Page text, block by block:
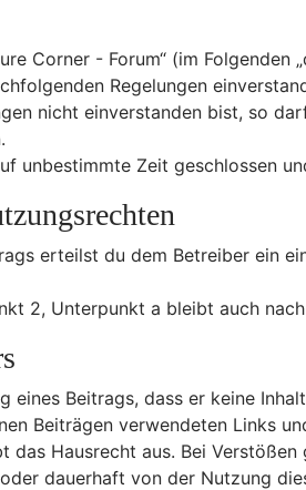
Corner - Forum“ (im Folgenden
Regelungen
nicht einverstanden bist, so
unbestimmte Zeit geschlossen
erteilst du dem Betreiber ein
2, Unterpunkt a bleibt auch
eines Beitrags, dass er keine
Beiträgen verwendeten Links
das Hausrecht aus. Bei
dauerhaft von der Nutzung